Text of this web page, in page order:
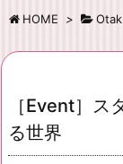
HOME >
［Event］ス
る世界